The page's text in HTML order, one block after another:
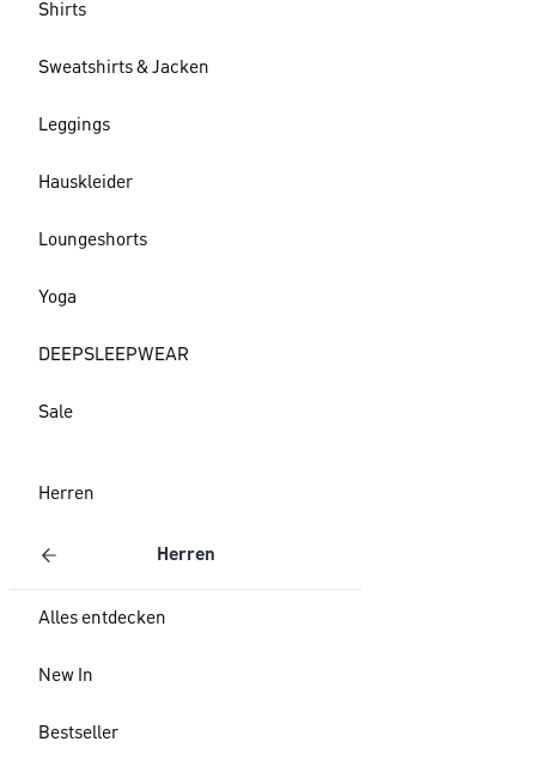
Shirts
Sweatshirts & Jacken
Leggings
Hauskleider
Loungeshorts
Yoga
DEEPSLEEPWEAR
Sale
Herren
Herren
Alles entdecken
New In
Bestseller